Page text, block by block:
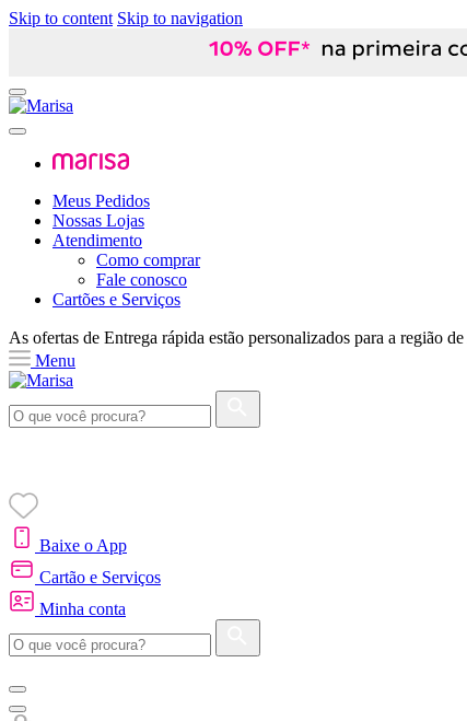
Skip to content Skip to navigation
Meus Pedidos
Nossas Lojas
Atendimento
Como comprar
Fale conosco
Cartões e Serviços
As ofertas de Entrega rápida estão personalizados para a região de
Menu
Baixe o App
Cartão e Serviços
Minha conta